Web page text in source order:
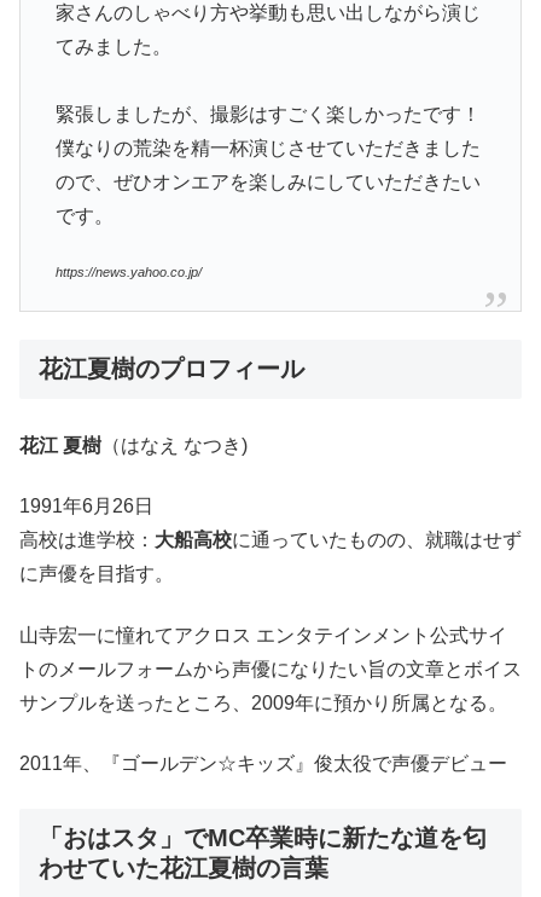
家さんのしゃべり方や挙動も思い出しながら演じ
てみました。
緊張しましたが、撮影はすごく楽しかったです！
僕なりの荒染を精一杯演じさせていただきました
ので、ぜひオンエアを楽しみにしていただきたい
です。
https://news.yahoo.co.jp/
花江夏樹のプロフィール
花江 夏樹 （はなえ なつき)
1991年6月26日
高校は進学校： 大船高校に通っていたものの、就職はせず
に声優を目指す。
山寺宏一に憧れてアクロス エンタテインメント公式サイ
トのメールフォームから声優になりたい旨の文章とボイス
サンプルを送ったところ、2009年に預かり所属となる。
2011年、『ゴールデン☆キッズ』俊太役で声優デビュー
「おはスタ」でMC卒業時に新たな道を匂
わせていた花江夏樹の言葉